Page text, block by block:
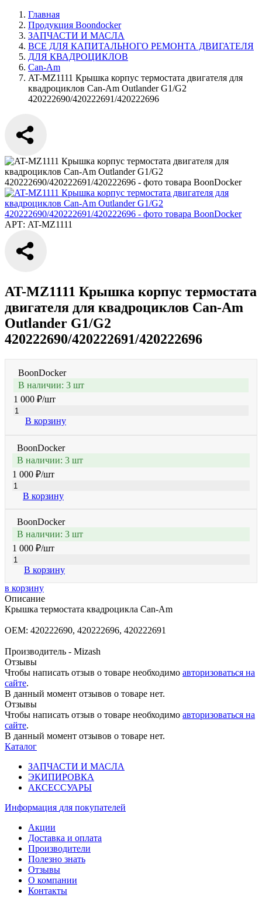
Главная
Продукция Boondocker
ЗАПЧАСТИ И МАСЛА
ВСЕ ДЛЯ КАПИТАЛЬНОГО РЕМОНТА ДВИГАТЕЛЯ
ДЛЯ КВАДРОЦИКЛОВ
Can-Am
AT-MZ1111 Крышка корпус термостата двигателя для
квадроциклов Can-Am Outlander G1/G2
420222690/420222691/420222696
АРТ: AT-MZ1111
AT-MZ1111 Крышка корпус термостата
двигателя для квадроциклов Can-Am
Outlander G1/G2
420222690/420222691/420222696
BoonDocker
В наличии: 3 шт
1 000 ₽/шт
В корзину
BoonDocker
В наличии: 3 шт
1 000 ₽/шт
В корзину
BoonDocker
В наличии: 3 шт
1 000 ₽/шт
В корзину
в корзину
Описание
Крышка термостата квадроцикла Can-Am
OEM: 420222690, 420222696, 420222691
Производитель - Mizash
Отзывы
Чтобы написать отзыв о товаре необходимо авторизоваться на
сайте.
В данный момент отзывов о товаре нет.
Отзывы
Чтобы написать отзыв о товаре необходимо авторизоваться на
сайте.
В данный момент отзывов о товаре нет.
Каталог
ЗАПЧАСТИ И МАСЛА
ЭКИПИРОВКА
АКСЕССУАРЫ
Информация для покупателей
Акции
Доставка и оплата
Производители
Полезно знать
Отзывы
О компании
Контакты